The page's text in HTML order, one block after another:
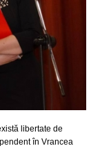
libertate de
în Vrancea